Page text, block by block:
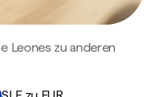
Leones zu anderen